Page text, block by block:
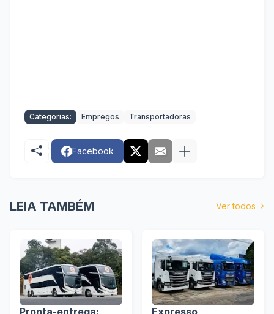
Categorias: Empregos Transportadoras
Facebook
LEIA TAMBÉM Ver todos
Pronta-entrega: Expresso